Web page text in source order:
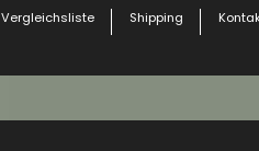
Vergleichsliste Shipping